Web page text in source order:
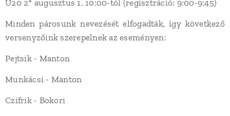
U20 2* augusztus 1. 10:00-tól (regisztráció: 9:00-9:45)
Minden párosunk nevezését elfogadták, így következő
versenyzőink szerepelnek az eseményen:
Pejtsik - Manton
Munkácsi - Manton
Czifrik - Bokori